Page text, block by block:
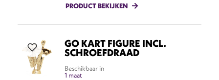
PRODUCT BEKIJKEN
GO KART FIGURE INCL.
SCHROEFDRAAD
Beschikbaar in
1 maat